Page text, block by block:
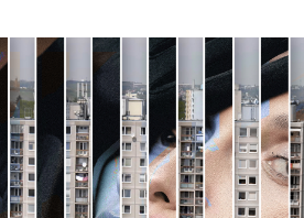
Pro děti
edu
Vše o ČT